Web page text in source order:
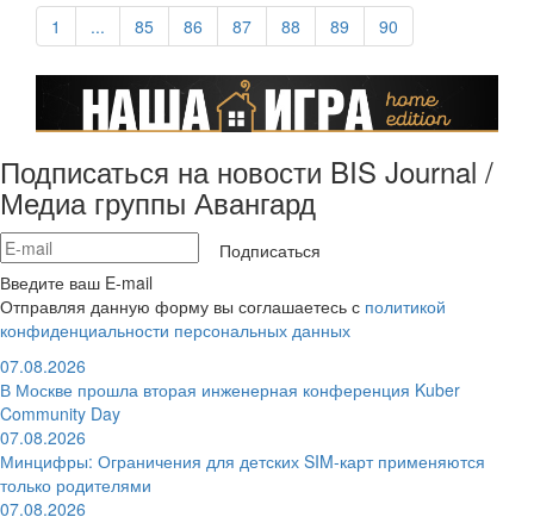
1 ... 85 86 87 88 89 90
Подписаться на новости BIS Journal /
Медиа группы Авангард
Подписаться
Введите ваш E-mail
Отправляя данную форму вы соглашаетесь с политикой
конфиденциальности персональных данных
07.08.2026
В Москве прошла вторая инженерная конференция Kuber
Community Day
07.08.2026
Минцифры: Ограничения для детских SIM-карт применяются
только родителями
07.08.2026